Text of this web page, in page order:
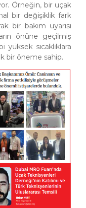
Örneğin, bir uçak
bir değişiklik fark
bir bakım uyarısı
önüne geçilmiş
sıcaklıklara
bir öneme sahip.